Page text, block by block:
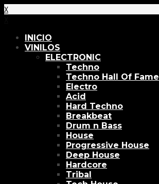
X
INICIO
VINILOS
ELECTRONIC
Techno
Techno Hall Of Fame
Electro
Acid
Hard Techno
Breakbeat
Drum n Bass
House
Progressive House
Deep House
Hardcore
Tribal